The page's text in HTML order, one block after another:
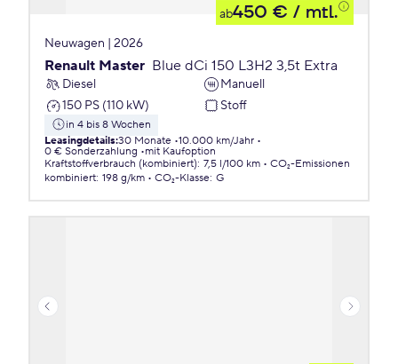
ab450 € / mtl.
Neuwagen | 2026
Renault Master Blue dCi 150 L3H2 3,5t Extra
Diesel
Manuell
150 PS (110 kW)
Stoff
in 4 bis 8 Wochen
Leasingdetails:30 Monate 10.000 km/Jahr
0 € Sonderzahlung
mit Kaufoption
Kraftstoffverbrauch (kombiniert): 7,5 l/100 km
CO₂-Emissionen
kombiniert: 198 g/km CO₂-Klasse: G